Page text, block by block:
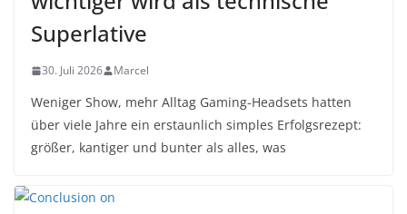
Superlative
30. Juli 2026 Marcel
Weniger Show, mehr Alltag Gaming-Headsets hatten
über viele Jahre ein erstaunlich simples Erfolgsrezept:
größer, kantiger und bunter als alles, was